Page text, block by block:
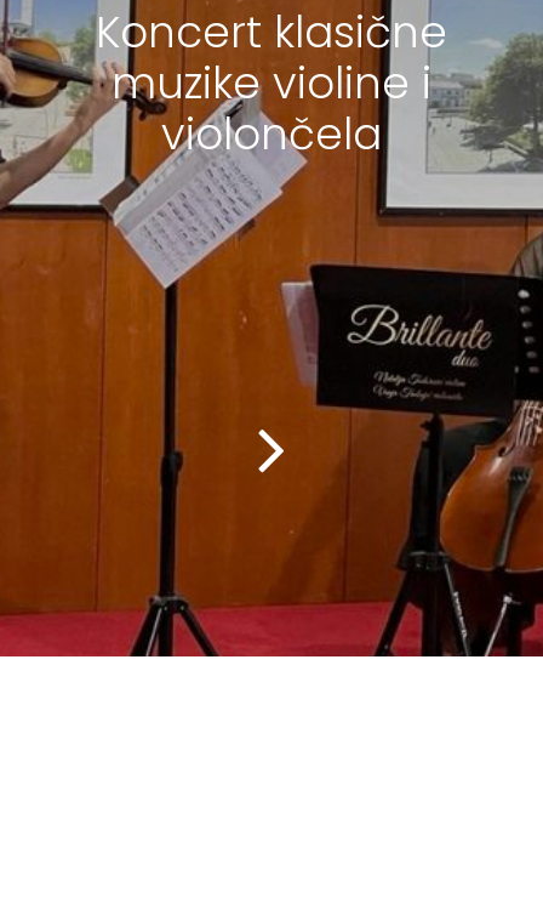
Koncert klasične
muzike violine i
violončela